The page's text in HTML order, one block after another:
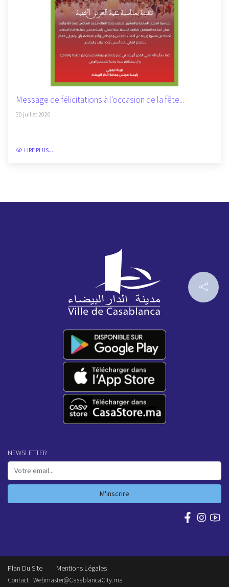
Message de félicitations à l'occasion de la fête...
30 juillet 2026
LIRE PLUS...
NEWSLETTER
M'inscrire
Plan Du Site Mentions Légales
Contact : Webmaster@CasablancaCity.ma